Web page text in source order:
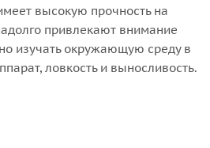
высокую прочность на
привлекают внимание
изучать окружающую среду в
ловкость и выносливость.